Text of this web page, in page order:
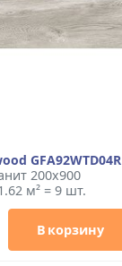
GFA92WTD04R
200x900
м² = 9 шт.
В корзину